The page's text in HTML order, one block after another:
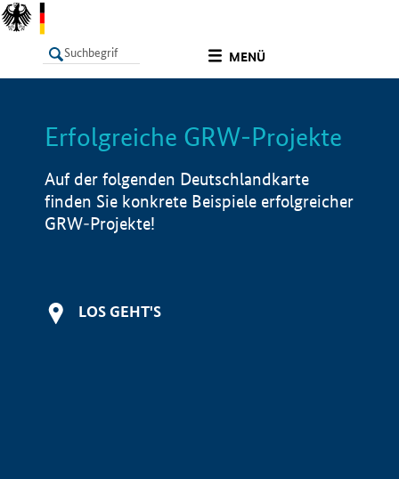
MENÜ
LISTE Info
Erfolgreiche GRW-Projekte
Auf der folgenden Deutschlandkarte
finden Sie konkrete Beispiele erfolgreicher
GRW-Projekte!
LOS GEHT'S